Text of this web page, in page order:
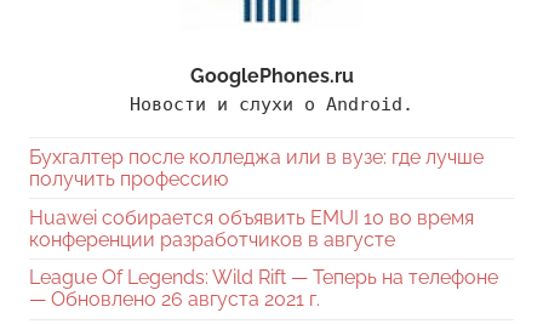
GooglePhones.ru
Новости и слухи о Android.
Бухгалтер после колледжа или в вузе: где лучше
получить профессию
Huawei собирается объявить EMUI 10 во время
конференции разработчиков в августе
League Of Legends: Wild Rift — Теперь на телефоне
— Обновлено 26 августа 2021 г.